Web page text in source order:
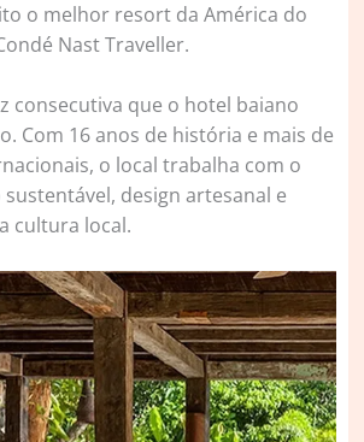
o melhor resort da América do
Nast Traveller.
consecutiva que o hotel baiano
Com 16 anos de história e mais de
o local trabalha com o
design artesanal e
cultura local.